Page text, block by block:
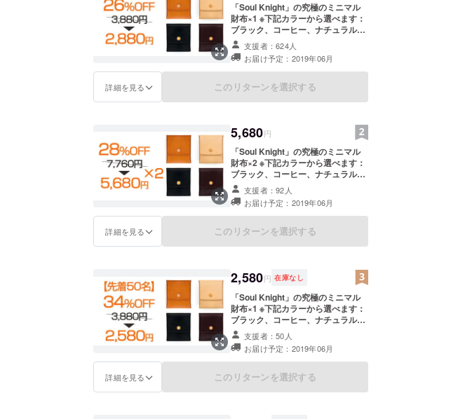
「Soul Knight」の究極のミニマル
財布×1 ※下記カラーから選べます：
ブラック、コーヒー、ナチュラル、
オレンジ
支援者：624人
お届け予定：2019年06月
詳細を見る このリターンを選択する
5,680円
「Soul Knight」の究極のミニマル
財布×2 ※下記カラーから選べます：
ブラック、コーヒー、ナチュラル、
オレンジ
支援者：92人
お届け予定：2019年06月
詳細を見る このリターンを選択する
2,580円 在庫なし
「Soul Knight」の究極のミニマル
財布×1 ※下記カラーから選べます：
ブラック、コーヒー、ナチュラル、
オレンジ
支援者：50人
お届け予定：2019年06月
詳細を見る このリターンを選択する